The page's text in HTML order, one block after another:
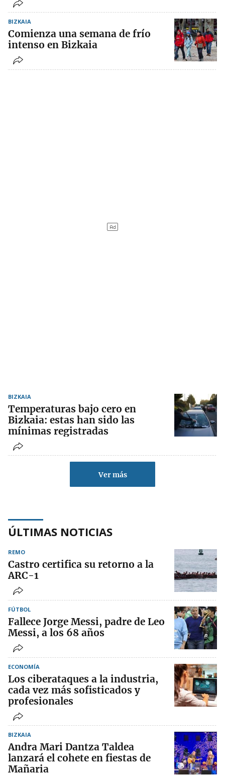
BIZKAIA
Comienza una semana de frío
intenso en Bizkaia
BIZKAIA
Temperaturas bajo cero en
Bizkaia: estas han sido las
mínimas registradas
Ver más
ÚLTIMAS NOTICIAS
REMO
Castro certifica su retorno a la
ARC-1
FÚTBOL
Fallece Jorge Messi, padre de Leo
Messi, a los 68 años
ECONOMÍA
Los ciberataques a la industria,
cada vez más sofisticados y
profesionales
BIZKAIA
Andra Mari Dantza Taldea
lanzará el cohete en fiestas de
Mañaria